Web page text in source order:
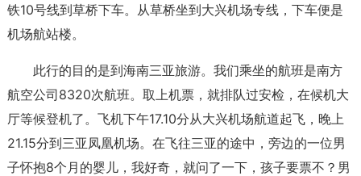
铁10号线到草桥下车。从草桥坐到大兴机场专线，下车便是
机场航站楼。
此行的目的是到海南三亚旅游。我们乘坐的航班是南方
航空公司8320次航班。取上机票，就排队过安检，在候机大
厅等候登机了。飞机下午17.10分从大兴机场航道起飞，晚上
21.15分到三亚凤凰机场。在飞往三亚的途中，旁边的一位男
子怀抱8个月的婴儿，我好奇，就问了一下，孩子要票不？男